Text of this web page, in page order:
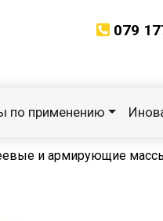
079
по применению
и армирующие